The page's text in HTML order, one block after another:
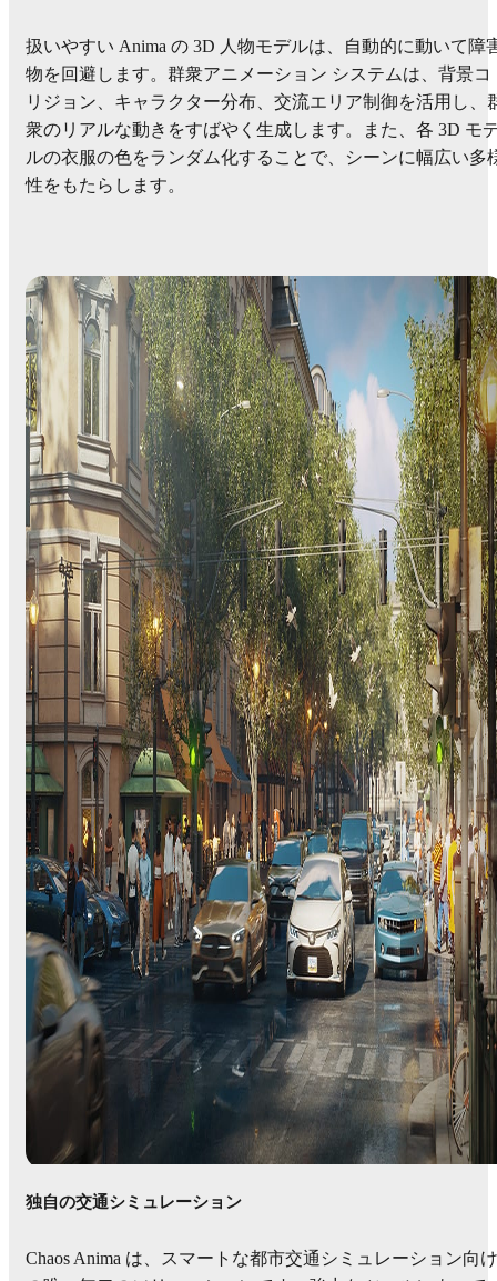
扱いやすい Anima の 3D 人物モデルは、自動的に動いて障
物を回避します。群衆アニメーション システムは、背景コ
リジョン、キャラクター分布、交流エリア制御を活用し、
衆のリアルな動きをすばやく生成します。また、各 3D モ
ルの衣服の色をランダム化することで、シーンに幅広い多
性をもたらします。
独自の交通シミュレーション
Chaos Anima は、スマートな都市交通シミュレーション向け